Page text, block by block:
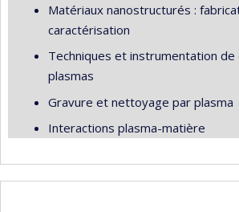
Matériaux nanostructurés :
caractérisation
Techniques et instrumentation de
plasmas
Gravure et nettoyage par plasma
Interactions plasma-matière